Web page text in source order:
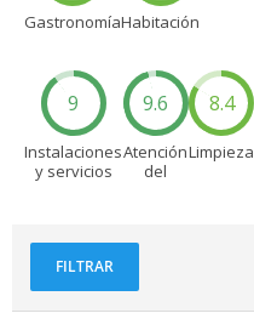
GastronomíaHabitación
9
Instalaciones
y servicios
9.6
Atención
del
8.4
Limpieza
FILTRAR